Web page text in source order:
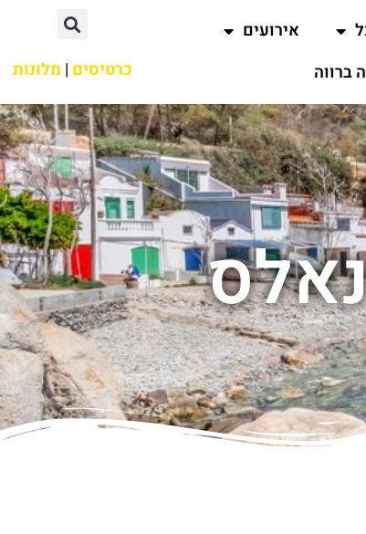
אירועים
ברווה כרטיסים | מלונות